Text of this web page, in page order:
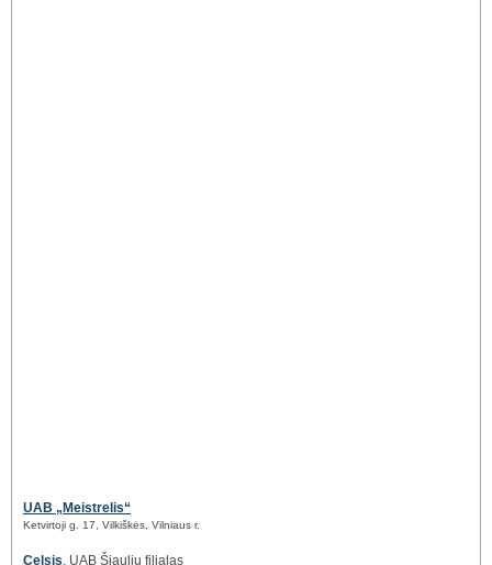
UAB „Meistrelis“
Ketvirtoji g. 17, Vilkiškės, Vilniaus r.
Celsis, UAB Šiaulių filialas